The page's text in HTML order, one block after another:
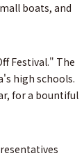
boats, and
Festival." The
high schools.
for a bountiful